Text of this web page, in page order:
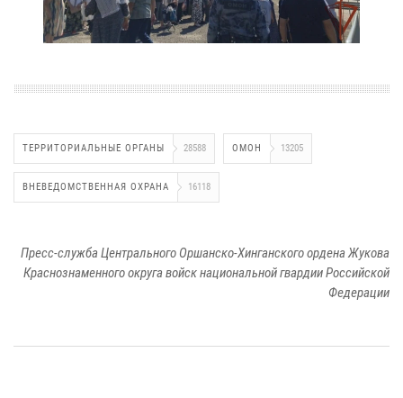
ТЕРРИТОРИАЛЬНЫЕ ОРГАНЫ 28588 ОМОН 13205
ВНЕВЕДОМСТВЕННАЯ ОХРАНА 16118
Пресс-служба Центрального Оршанско-Хинганского ордена Жукова
Краснознаменного округа войск национальной гвардии Российской
Федерации